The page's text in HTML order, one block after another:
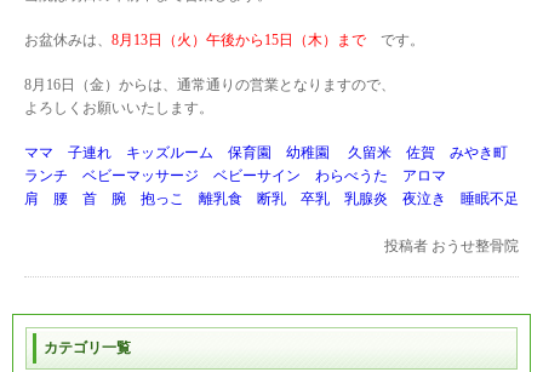
お盆休みは、 8月13日（火）午後から15日（木）まで です。
8月16日（金）からは、通常通りの営業となりますので、
よろしくお願いいたします。
ママ 子連れ キッズルーム 保育園 幼稚園 久留米 佐賀 みやき町
ランチ ベビーマッサージ ベビーサイン わらべうた アロマ
肩 腰 首 腕 抱っこ 離乳食 断乳 卒乳 乳腺炎 夜泣き 睡眠不足
投稿者 おうせ整骨院
カテゴリ一覧